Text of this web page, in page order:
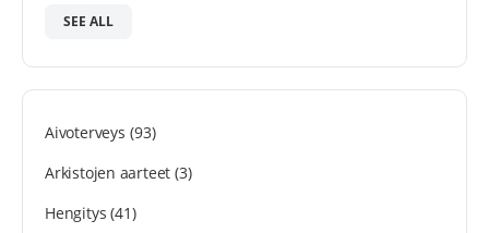
SEE ALL
Aivoterveys (93)
Arkistojen aarteet (3)
Hengitys (41)